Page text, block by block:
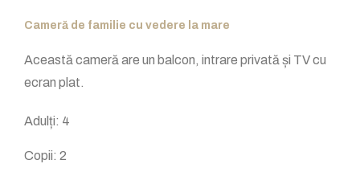
Cameră de familie cu vedere la mare
Această cameră are un balcon, intrare privată și TV cu
ecran plat.
Adulți: 4
Copii: 2